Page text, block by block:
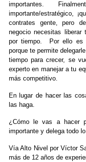
importantes.
importante/estratégico,
contrates gente, pero
negocio necesitas liberar
por tiempo. Por ello es
porque te permite
tiempo para crecer, se
experto en manejar a tu
más competitivo.
En lugar de hacer las
las haga.
¿Cómo le vas a hacer
importante y delega todo
Vía Alto Nivel por Víctor
más de 12 años de